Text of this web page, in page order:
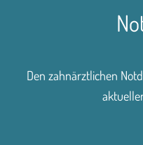
Den zahnärztlichen